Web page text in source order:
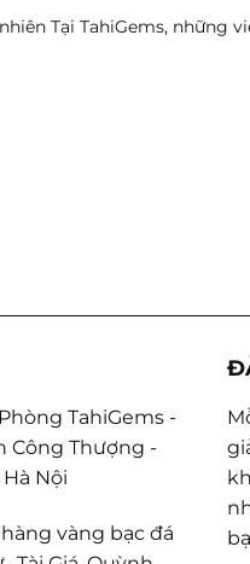
Tại TahiGems, những
TahiGems -
Công Thượng -
Nội
hàng vàng bạc đá